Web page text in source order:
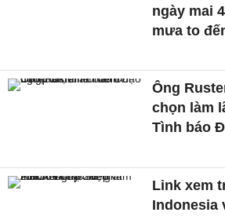
ngày mai
mưa to
Ông
chọn làm
Tình báo
Link xem
Indonesia